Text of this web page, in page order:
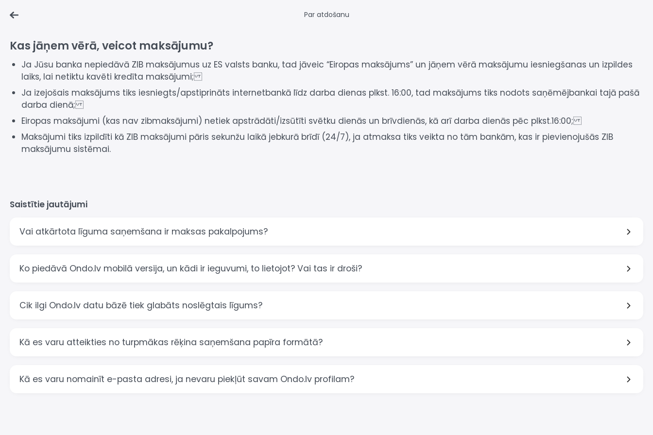
Par atdošanu
Kas jāņem vērā, veicot maksājumu?
Ja Jūsu banka nepiedāvā ZIB maksājumus uz ES valsts banku, tad jāveic “Eiropas maksājums” un jāņem vērā maksājumu iesniegšanas un izpildes
laiks, lai netiktu kavēti kredīta maksājumi;
Ja izejošais maksājums tiks iesniegts/apstiprināts internetbankā līdz darba dienas plkst. 16:00, tad maksājums tiks nodots saņēmējbankai tajā pašā
darba dienā;
Eiropas maksājumi (kas nav zibmaksājumi) netiek apstrādāti/izsūtīti svētku dienās un brīvdienās, kā arī darba dienās pēc plkst.16:00;
Maksājumi tiks izpildīti kā ZIB maksājumi pāris sekunžu laikā jebkurā brīdī (24/7), ja atmaksa tiks veikta no tām bankām, kas ir pievienojušās ZIB
maksājumu sistēmai.
Saistītie jautājumi
Vai atkārtota līguma saņemšana ir maksas pakalpojums?
Ko piedāvā Ondo.lv mobilā versija, un kādi ir ieguvumi, to lietojot? Vai tas ir droši?
Cik ilgi Ondo.lv datu bāzē tiek glabāts noslēgtais līgums?
Kā es varu atteikties no turpmākas rēķina saņemšana papīra formātā?
Kā es varu nomainīt e-pasta adresi, ja nevaru piekļūt savam Ondo.lv profilam?